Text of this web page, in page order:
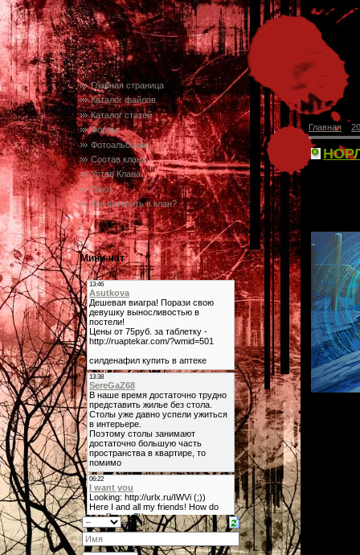
Главная страница
Каталог файлов
Каталог статей
Форум
Фотоальбомы
Состав клана
Устав Клана
Союз
Как вступить в клан?
Мини-чат
Главная